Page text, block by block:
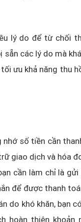
lý do để từ chối
sẵn các lý do mà
ưu khả năng thu
số tiền cần
giao dịch và hóa
cần làm chỉ là
để được thanh
do khó khăn, bạn
hoàn thiện